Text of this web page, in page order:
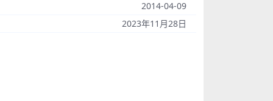
2014-04-09
2023年11月28日